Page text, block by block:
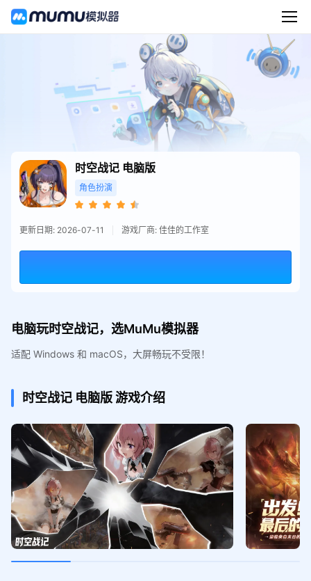
时空战记 电脑版
角色扮演
更新日期: 2026-07-11 游戏厂商: 佳佳的工作室
电脑玩时空战记，选MuMu模拟器
适配 Windows 和 macOS，大屏畅玩不受限！
时空战记 电脑版游戏介绍